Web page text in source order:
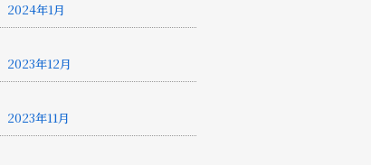
2024年1月
2023年12月
2023年11月